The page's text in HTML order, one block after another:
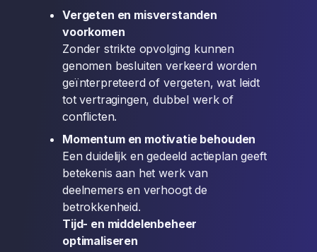
Vergeten en misverstanden
voorkomen
Zonder strikte opvolging kunnen
genomen besluiten verkeerd worden
geïnterpreteerd of vergeten, wat leidt
tot vertragingen, dubbel werk of
conflicten.
Momentum en motivatie behouden
Een duidelijk en gedeeld actieplan geeft
betekenis aan het werk van
deelnemers en verhoogt de
betrokkenheid.
Tijd- en middelenbeheer
optimaliseren